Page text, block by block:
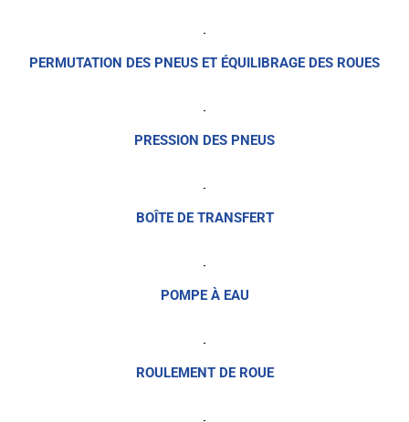
PERMUTATION DES PNEUS ET ÉQUILIBRAGE DES ROUES
PRESSION DES PNEUS
BOÎTE DE TRANSFERT
POMPE À EAU
ROULEMENT DE ROUE